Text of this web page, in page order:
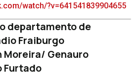
watch/?v=641541839904655
departamento de
Fraiburgo
Moreira/ Genauro
Furtado